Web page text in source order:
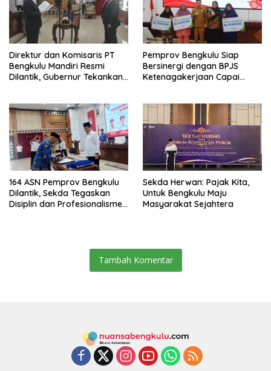
Direktur dan Komisaris PT
Bengkulu Mandiri Resmi
Dilantik, Gubernur Tekankan
Pemprov Bengkulu Siap
Bersinergi dengan BPJS
Ketenagakerjaan Capai
164 ASN Pemprov Bengkulu
Dilantik, Sekda Tegaskan
Disiplin dan Profesionalisme
Sekda Herwan: Pajak Kita,
Untuk Bengkulu Maju
Masyarakat Sejahtera
Tambah Komentar